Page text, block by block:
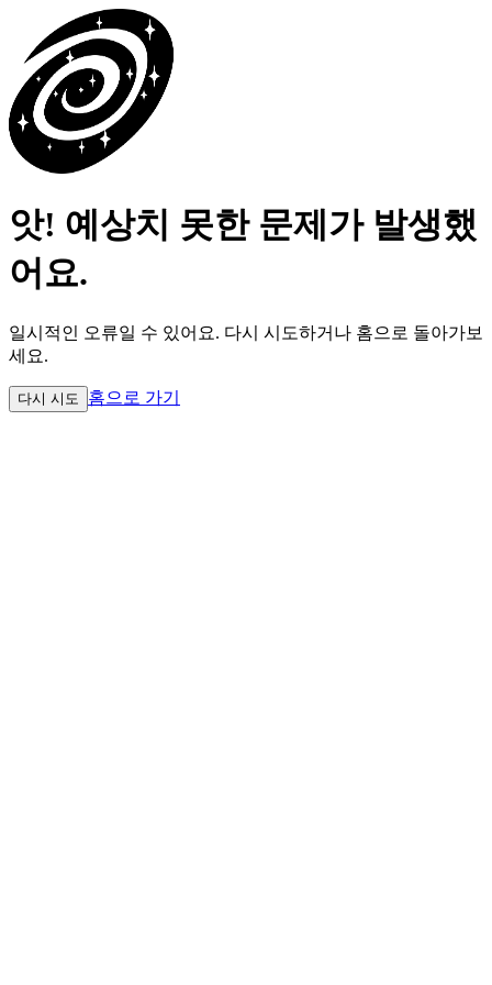
앗! 예상치 못한 문제가 발생했
어요.
일시적인 오류일 수 있어요. 다시 시도하거나 홈으로 돌아가보
세요.
다시 시도 홈으로 가기